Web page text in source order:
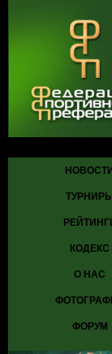
НОВОСТИ
ТУРНИРЫ
КОДЕКС
О НАС
ФОРУМ